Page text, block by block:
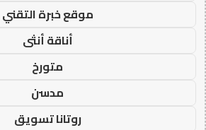
موقع خبرة التقني
أناقة أنثى
متورخ
مدسن
روتانا تسويق